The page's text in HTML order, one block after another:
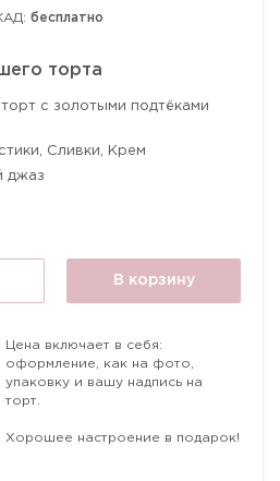
бесплатно
торта
с золотыми подтёками
Сливки, Крем
джаз
В корзину
Цена включает в себя:
оформление, как на фото,
упаковку и вашу надпись на
торт.
Хорошее настроение в подарок!